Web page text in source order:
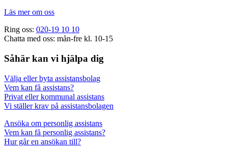
Läs mer om oss
Ring oss: 020-19 10 10
Chatta med oss: mån-fre kl. 10-15
Såhär kan vi hjälpa dig
Välja eller byta assistansbolag
Vem kan få assistans?
Privat eller kommunal assistans
Vi ställer krav på assistansbolagen
Ansöka om personlig assistans
Vem kan få personlig assistans?
Hur går en ansökan till?